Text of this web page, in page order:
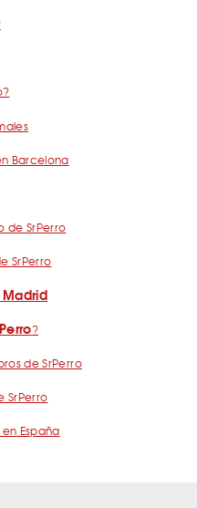
Barcelona
de SrPerro
SrPerro
?
de SrPerro
SrPerro
España